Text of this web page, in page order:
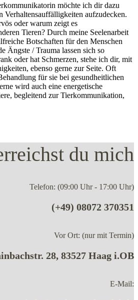
möchte ich dir dazu
Verhaltensauffälligkeiten aufzudecken.
oder warum zeigt es
Tieren? Durch meine Seelenarbeit
Botschaften für den Menschen
Ängste / Trauma lassen sich so
oder hat Schmerzen, stehe ich dir, mit
ebenso gerne zur Seite. Oft
für sie bei gesundheitlichen
wird auch eine energetische
begleitend zur Tierkommunikation,
du mich
Telefon: (09:00 Uhr - 17:00 Uhr)
(+49) 08072 370351
Vor Ort: (nur mit Termin)
28, 83527 Haag i.OB
E-Mail: